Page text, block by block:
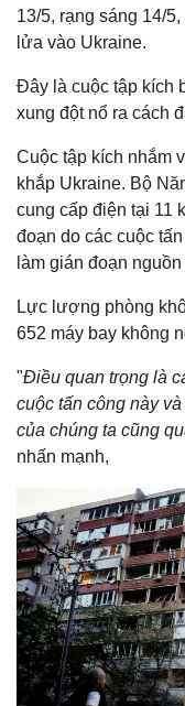
13/5, rạng sáng 14/
lửa vào Ukraine.
Đây là cuộc tập kích
xung đột nổ ra cách
Cuộc tập kích nhắm
khắp Ukraine. Bộ
cung cấp điện tại 11
đoạn do các cuộc
làm gián đoạn
Lực lượng phòng
652 máy bay không
"Điều quan trọng là
cuộc tấn công này
của chúng ta cũng
nhấn mạnh,